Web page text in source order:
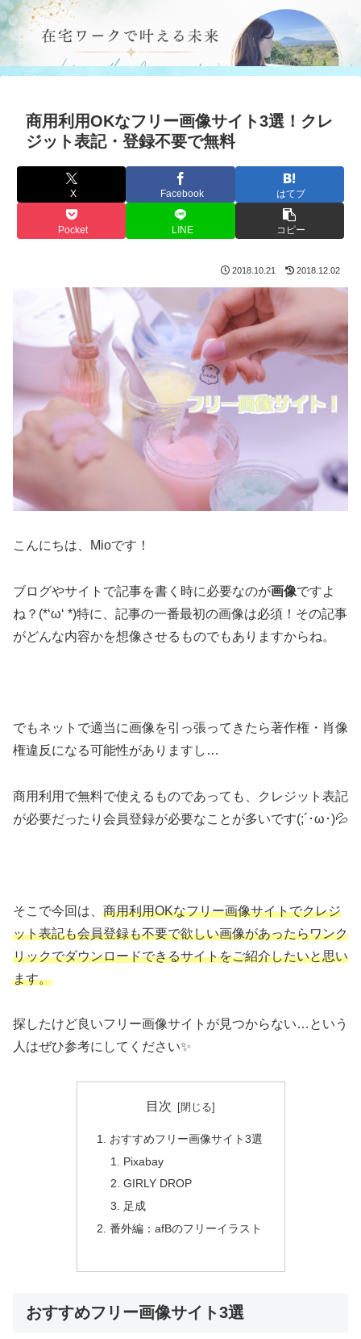
商用利用OKなフリー画像サイト3選！クレ
ジット表記・登録不要で無料
X Facebook はてブ
Pocket LINE コピー
2018.10.21 2018.12.02
こんにちは、Mioです！
ブログやサイトで記事を書く時に必要なのが画像ですよ
ね？(*‘ω‘ *)特に、記事の一番最初の画像は必須！その記事
がどんな内容かを想像させるものでもありますからね。
でもネットで適当に画像を引っ張ってきたら著作権・肖像
権違反になる可能性がありますし…
商用利用で無料で使えるものであっても、クレジット表記
が必要だったり会員登録が必要なことが多いです(;´･ω･)💦
そこで今回は、 商用利用OKなフリー画像サイトでクレジ
ット表記も会員登録も不要で欲しい画像があったらワンク
リックでダウンロードできるサイトをご紹介したいと思い
ます。
探したけど良いフリー画像サイトが見つからない…という
人はぜひ参考にしてください✨
目次
おすすめフリー画像サイト3選
Pixabay
GIRLY DROP
足成
番外編：afBのフリーイラスト
おすすめフリー画像サイト3選